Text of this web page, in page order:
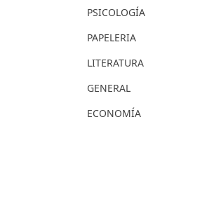
PSICOLOGÍA
PAPELERIA
LITERATURA
GENERAL
ECONOMÍA